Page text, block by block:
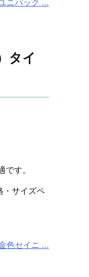
ニパック ...
タイ
す。
・サイズペ
色セイニ ...